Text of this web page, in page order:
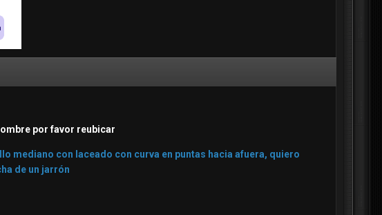
por favor reubicar
mediano con laceado con curva en puntas hacia afuera, quiero
de un jarrón